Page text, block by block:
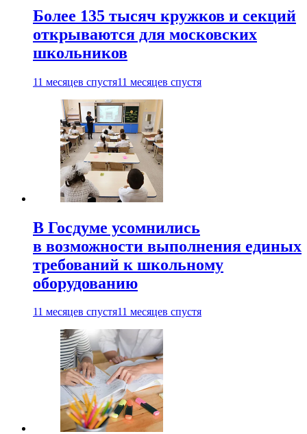
Более 135 тысяч кружков и секций
открываются для московских
школьников
11 месяцев спустя11 месяцев спустя
В Госдуме усомнились
в возможности выполнения единых
требований к школьному
оборудованию
11 месяцев спустя11 месяцев спустя